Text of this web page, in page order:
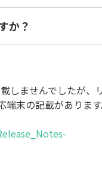
か？
しませんでしたが、
端末の記載がありま